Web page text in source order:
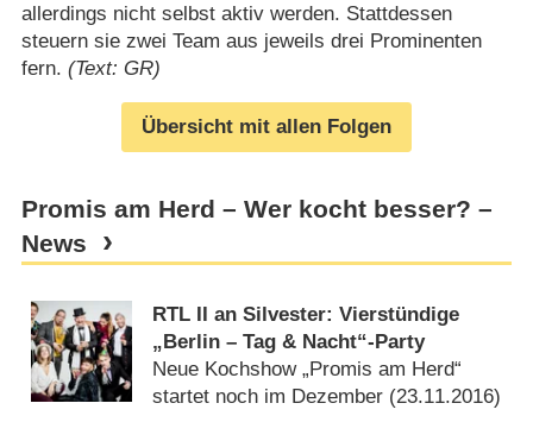
allerdings nicht selbst aktiv werden. Stattdessen
steuern sie zwei Team aus jeweils drei Prominenten
fern. (Text: GR)
Übersicht mit allen Folgen
Promis am Herd – Wer kocht besser? –
News
RTL II an Silvester: Vierstündige
„Berlin – Tag & Nacht“-Party
Neue Kochshow „Promis am Herd“
startet noch im Dezember (23.11.2016)